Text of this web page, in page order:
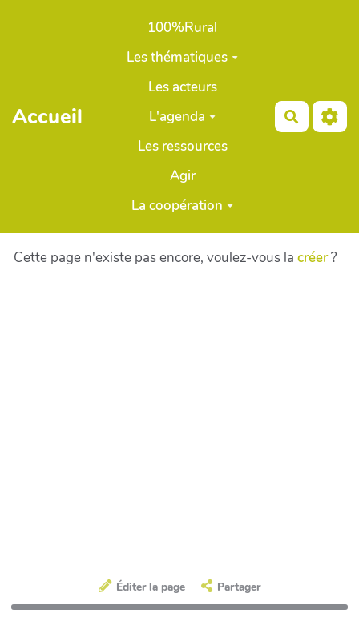
Aller au contenu principal
Accueil
100%Rural
Les thématiques
Les acteurs
L'agenda
Les ressources
Agir
La coopération
Cette page n'existe pas encore, voulez-vous la créer?
Éditer la page Partager